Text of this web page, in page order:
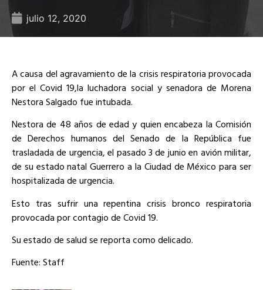
julio 12, 2020
A causa del agravamiento de la crisis respiratoria provocada
por el Covid 19,la luchadora social y senadora de Morena
Nestora Salgado fue intubada.
Nestora de 48 años de edad y quien encabeza la Comisión
de Derechos humanos del Senado de la República fue
trasladada de urgencia, el pasado 3 de junio en avión militar,
de su estado natal Guerrero a la Ciudad de México para ser
hospitalizada de urgencia.
Esto tras sufrir una repentina crisis bronco respiratoria
provocada por contagio de Covid 19.
Su estado de salud se reporta como delicado.
Fuente: Staff